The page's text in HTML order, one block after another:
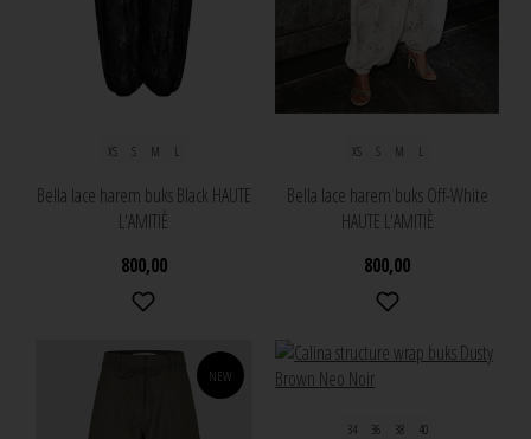
XS S M L
Bella lace harem buks Black HAUTE
L'AMITIÈ
800,00
XS S M L
Bella lace harem buks Off-White
HAUTE L'AMITIÈ
800,00
NEW
34 36 38 40